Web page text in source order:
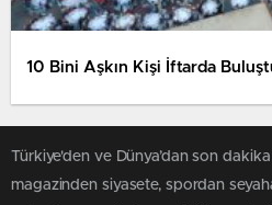
10 Bini Aşkın Kişi İftarda
Türkiye'den ve Dünya’dan son dakika
magazinden siyasete, spordan